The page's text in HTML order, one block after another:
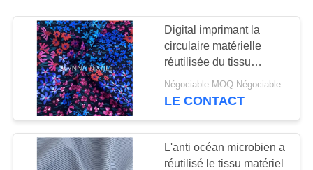
PRODUITS
SHOW
AU
SUJET
Digital imprimant la
circulaire matérielle
réutilisée du tissu
200gsm de vêtements
de bain tricotent
Négociable MOQ:Négociable
LE CONTACT
L'anti océan microbien a
réutilisé le tissu matériel